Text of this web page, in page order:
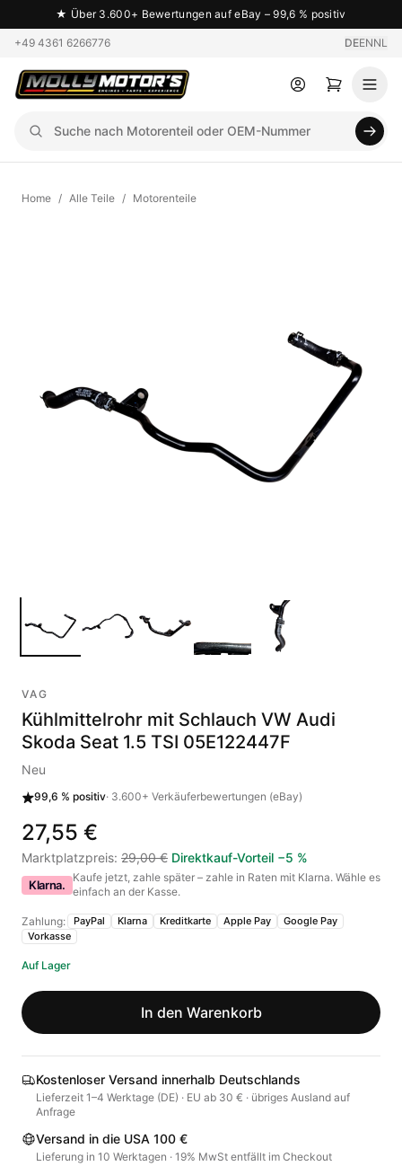
★ Über 3.600+ Bewertungen auf eBay – 99,6 % positiv
+49 4361 6266776 DEENNL
Home / Alle Teile / Motorenteile
VAG
Kühlmittelrohr mit Schlauch VW Audi
Skoda Seat 1.5 TSI 05E122447F
Neu
99,6 % positiv· 3.600+ Verkäuferbewertungen (eBay)
27,55 €
Marktplatzpreis: 29,00 € Direktkauf-Vorteil −5 %
Klarna. Kaufe jetzt, zahle später – zahle in Raten mit Klarna. Wähle es
einfach an der Kasse.
Zahlung: PayPal Klarna Kreditkarte Apple Pay
Google Pay
Vorkasse
Auf Lager
In den Warenkorb
Kostenloser Versand innerhalb Deutschlands
Lieferzeit 1–4 Werktage (DE) · EU ab 30 € · übriges Ausland auf
Anfrage
Versand in die USA 100 €
Lieferung in 10 Werktagen · 19% MwSt entfällt im Checkout